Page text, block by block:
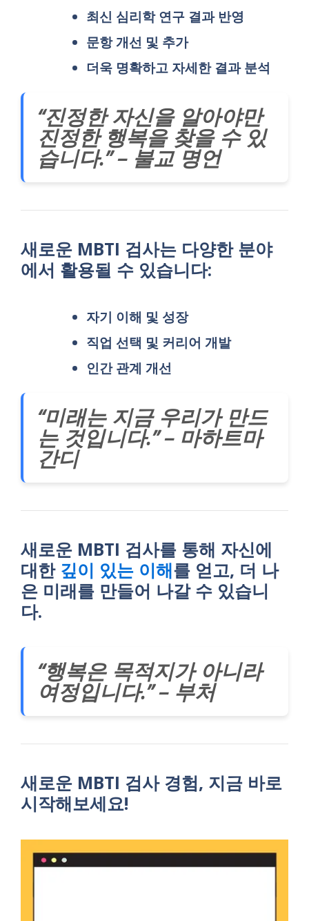
최신 심리학 연구 결과 반영
문항 개선 및 추가
더욱 명확하고 자세한 결과 분석
“진정한 자신을 알아야만
진정한 행복을 찾을 수 있
습니다.” – 불교 명언
새로운 MBTI 검사는 다양한 분야
에서 활용될 수 있습니다:
자기 이해 및 성장
직업 선택 및 커리어 개발
인간 관계 개선
“미래는 지금 우리가 만드
는 것입니다.” – 마하트마
간디
새로운 MBTI 검사를 통해 자신에
대한 깊이 있는 이해를 얻고, 더 나
은 미래를 만들어 나갈 수 있습니
다.
“행복은 목적지가 아니라
여정입니다.” – 부처
새로운 MBTI 검사 경험, 지금 바로
시작해보세요!